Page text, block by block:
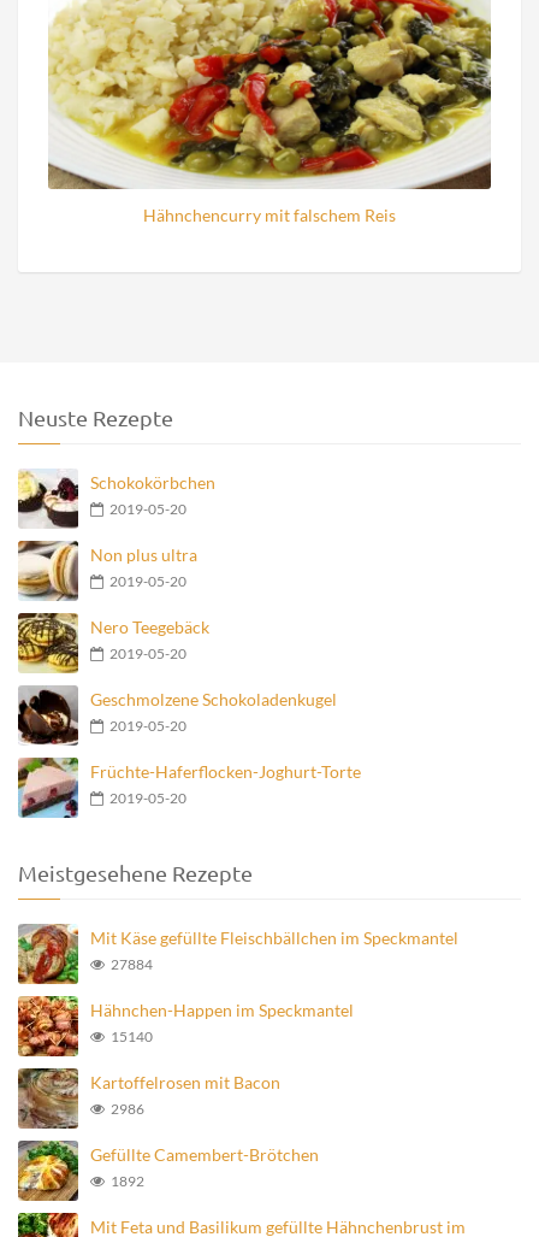
Hähnchencurry mit falschem Reis
Neuste Rezepte
Schokokörbchen
2019-05-20
Non plus ultra
2019-05-20
Nero Teegebäck
2019-05-20
Geschmolzene Schokoladenkugel
2019-05-20
Früchte-Haferflocken-Joghurt-Torte
2019-05-20
Meistgesehene Rezepte
Mit Käse gefüllte Fleischbällchen im Speckmantel
27884
Hähnchen-Happen im Speckmantel
15140
Kartoffelrosen mit Bacon
2986
Gefüllte Camembert-Brötchen
1892
Mit Feta und Basilikum gefüllte Hähnchenbrust im